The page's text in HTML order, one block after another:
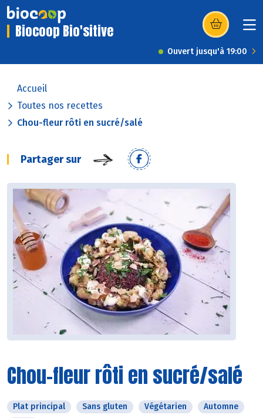
Biocoop Bio'sitive (s’ouvre dans
Ouvert jusqu'à 19:00
Accueil
Toutes nos recettes
Chou-fleur rôti en sucré/salé
Partager sur
Chou-fleur rôti en sucré/salé
Plat principal Sans gluten Végétarien
Automne